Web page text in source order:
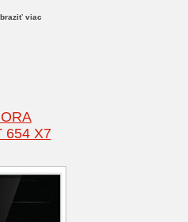
viac
654 X7